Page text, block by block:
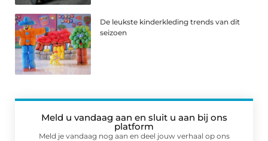
De leukste kinderkleding trends van dit
seizoen
Meld u vandaag aan en sluit u aan bij ons
platform
Meld je vandaag nog aan en deel jouw verhaal op ons